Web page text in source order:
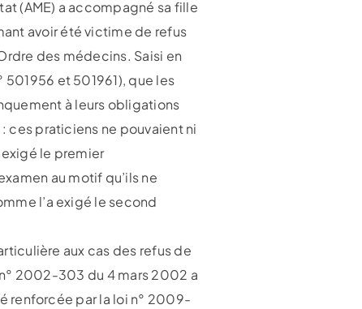
(AME) a accompagné sa fille
avoir été victime de refus
des médecins. Saisi en
et 501961), que les
à leurs obligations
ces praticiens ne pouvaient ni
exigé le premier
au motif qu’ils ne
l’a exigé le second
aux cas des refus de
2002-303 du 4 mars 2002 a
renforcée par la loi n° 2009-